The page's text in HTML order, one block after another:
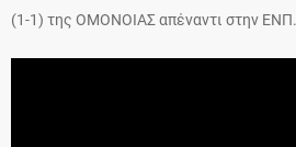
(1-1) της ΟΜΟΝΟΙΑΣ απέναντι στην ΕΝΠ.